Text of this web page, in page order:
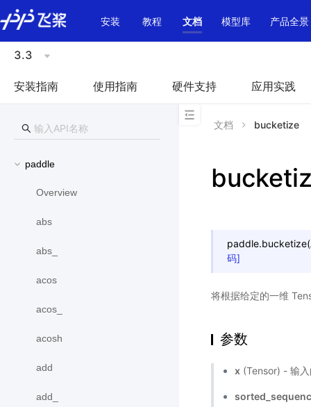
\u200E
安装
教程 文档 模型库 产品全景
3.3
安装指南 使用指南 硬件支持 应用实践
paddle
Overview
abs
abs_
acos
acos_
acosh
add
add_
文档 bucketize
paddle.bucketize(
码]
将根据给定的一维
参数
x (Tensor) - 输